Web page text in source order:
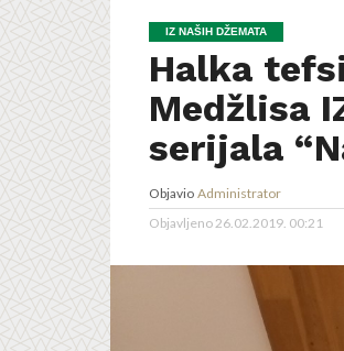
IZ NAŠIH DŽEMATA
Halka
Medžlisa
serijala
Objavio Administrator
Objavljeno26.02.2019. 00:21